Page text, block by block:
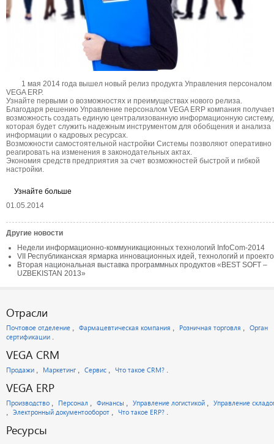
1 мая 2014 года вышел новый релиз продукта Управления персоналом
VEGA ERP.
Узнайте первыми о возможностях и преимуществах нового релиза.
Благодаря решению Управление персоналом VEGA ERP компания
возможность создать единую централизованную информационную систему,
которая будет служить надежным инструментом для обобщения и анализа
информации о кадровых ресурсах.
Возможности самостоятельной настройки Системы позволяют оперативно
реагировать на изменения в законодательных актах.
Экономия средств предприятия за счет возможностей быстрой и гибкой
настройки.
Узнайте больше
01.05.2014
Другие новости
Недели информационно-коммуникационных технологий InfoCom-2014
VII Республиканская ярмарка инновационных идей, технологий и
Вторая национальная выставка программных продуктов «BEST SOFT –
UZBEKISTAN 2013»
Отрасли
Почтовое отделение Фармацевтическая компания Розничная торговля
Орган
сертификации
VEGA CRM
Продажи Маркетинг Сервис Что такое CRM?
VEGA ERP
Производство Персонал Финансы Управление логистикой
Управление
Электронный документооборот
Что такое ERP?
Ресурсы